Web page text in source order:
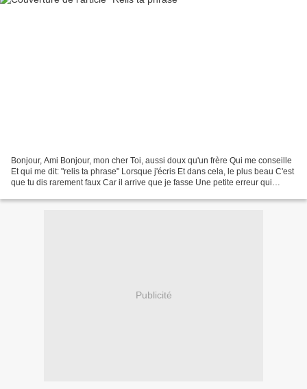
Bonjour, Ami Bonjour, mon cher Toi, aussi doux qu'un frère Qui me conseille
Et qui me dit: "relis ta phrase" Lorsque j'écris Et dans cela, le plus beau C'est
que tu dis rarement faux Car il arrive que je fasse Une petite erreur qui
Publicité